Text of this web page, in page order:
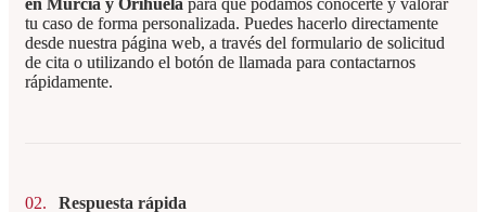
tu caso de forma personalizada. Puedes hacerlo directamente
desde nuestra página web, a través del formulario de solicitud
de cita o utilizando el botón de llamada para contactarnos
rápidamente.
02. Respuesta rápida